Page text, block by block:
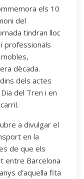
els 10
del
tindran lloc
professionals
dècada.
dels actes
del Tren i en
a divulgar el
en la
de que els
entre Barcelona
d’aquella fita